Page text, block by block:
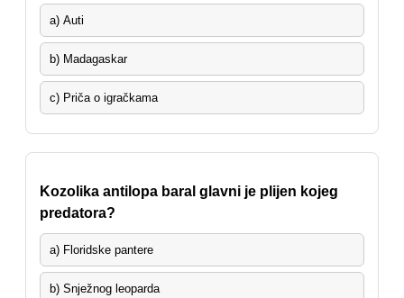
a) Auti
b) Madagaskar
c) Priča o igračkama
Kozolika antilopa baral glavni je plijen kojeg
predatora?
a) Floridske pantere
b) Snježnog leoparda